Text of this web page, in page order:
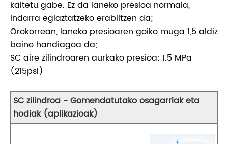
kaltetu gabe. Ez da laneko presioa normala,
indarra egiaztatzeko erabiltzen da;
Orokorrean, laneko presioaren goiko muga 1,5 aldiz
baino handiagoa da;
SC aire zilindroaren aurkako presioa: 1.5 MPa
(215psi)
SC zilindroa - Gomendatutako osagarriak eta
hodiak (aplikazioak)